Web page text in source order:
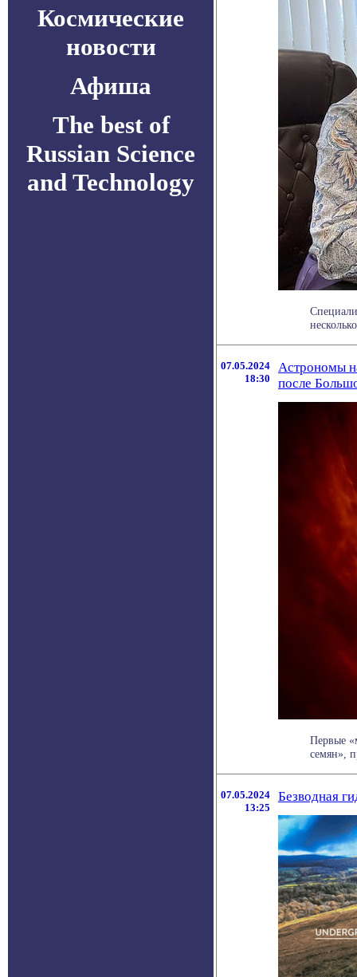
Космические
новости
Афиша
The best of
Russian Science
and Technology
07.05.2024
18:30
Астрономы
после
Первые
семян»,
07.05.2024
13:25
Безводная